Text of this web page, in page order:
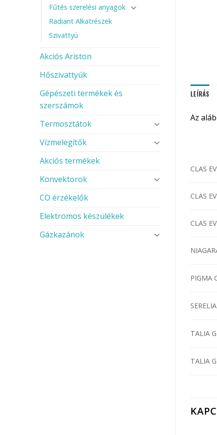
Fűtés szerelési anyagok
Radiant Alkatrészek
Szivattyú
Akciós Ariston
Hőszivattyúk
Gépészeti termékek és
szerszámok
Termosztátok
Vízmelegítők
Akciós termékek
Konvektorok
CO érzékelők
Elektromos készülékek
Gázkazánok
LEÍRÁS
Az
CLAS
CLAS
CLAS
PIGMA
TALIA
TALIA